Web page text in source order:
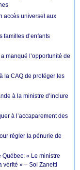
accès universel aux
familles d’enfants
manqué l’opportunité de
la CAQ de protéger les
à la ministre d’inclure
à l’accaparement des
régler la pénurie de
« Le ministre
vérité » – Sol Zanetti